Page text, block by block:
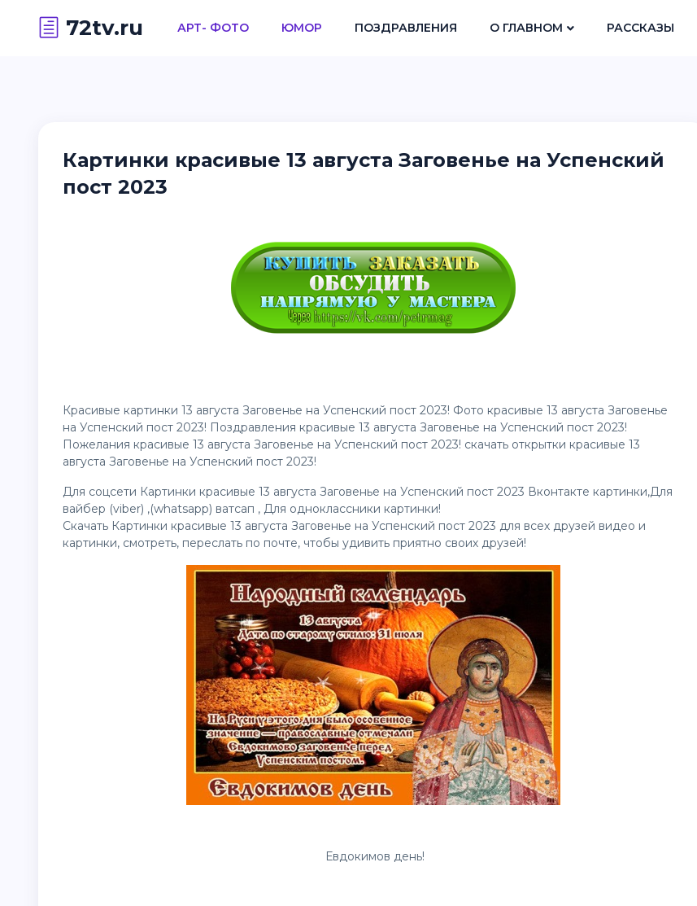
72tv.ru АРТ- ФОТО ЮМОР ПОЗДРАВЛЕНИЯ О ГЛАВНОМ РАССКАЗЫ
Картинки красивые 13 августа Заговенье на Успенский
пост 2023
Красивые картинки 13 августа Заговенье на Успенский пост 2023! Фото красивые 13 августа Заговенье
на Успенский пост 2023! Поздравления красивые 13 августа Заговенье на Успенский пост 2023!
Пожелания красивые 13 августа Заговенье на Успенский пост 2023! скачать открытки красивые 13
августа Заговенье на Успенский пост 2023!
Для соцсети Картинки красивые 13 августа Заговенье на Успенский пост 2023 Вконтакте картинки,Для
вайбер (viber) ,(whatsapp) ватсап , Для одноклассники картинки!
Скачать Картинки красивые 13 августа Заговенье на Успенский пост 2023 для всех друзей видео и
картинки, смотреть, переслать по почте, чтобы удивить приятно своих друзей!
Евдокимов день!